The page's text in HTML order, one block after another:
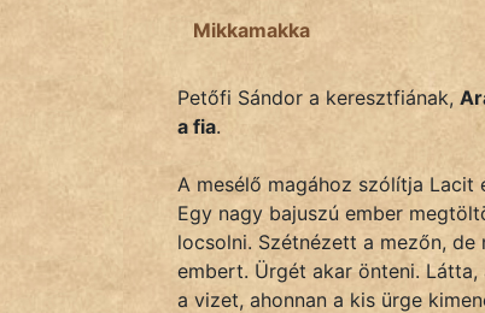
Monda
Regény
Mikkamakka
Petőfi Sándor a keresztfiának,
a fia.
A mesélő magához szólítja Lacit
Egy nagy bajuszú ember
locsolni. Szétnézett a mezőn,
embert. Ürgét akar önteni.
a vizet, ahonnan a kis ürge